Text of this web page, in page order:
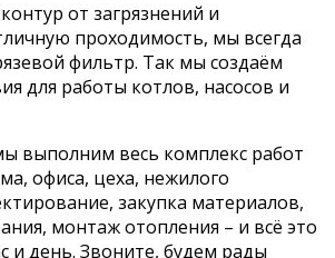
от загрязнений и
проходимость, мы всегда
фильтр. Так мы создаём
для работы котлов, насосов и
выполним весь комплекс работ
офиса, цеха, нежилого
закупка материалов,
монтаж отопления – и всё это
и день. Звоните, будем рады